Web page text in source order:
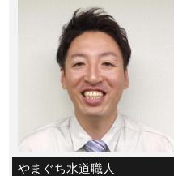
やまぐち水道職人